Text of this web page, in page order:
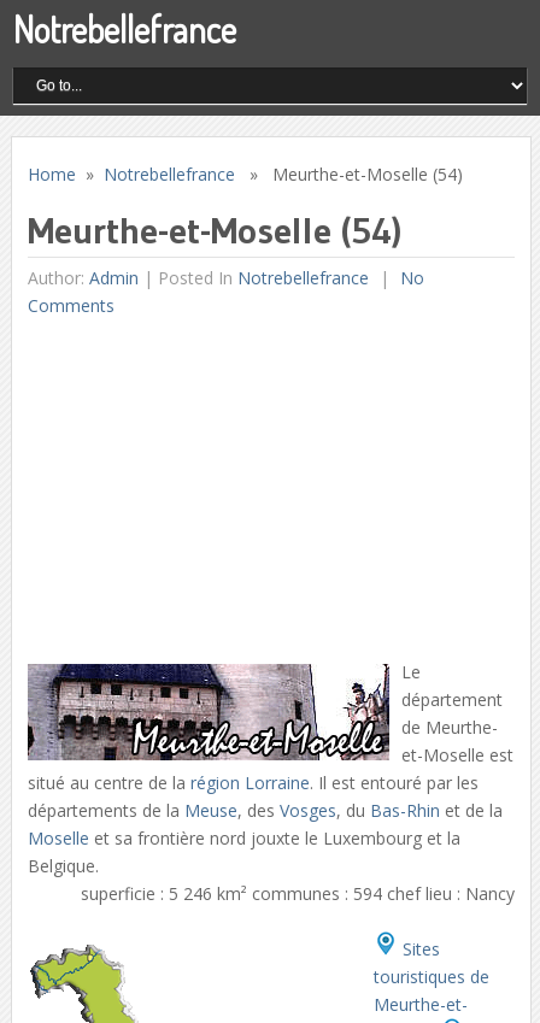
Notrebellefrance
Home » Notrebellefrance » Meurthe-et-Moselle (54)
Meurthe-et-Moselle (54)
Author: Admin | Posted In Notrebellefrance
No
Comments
Le
département
de Meurthe-
et-Moselle est
situé au centre de la région Lorraine. Il est entouré par les
départements de la Meuse, des Vosges, du Bas-Rhin et de la
Moselle et sa frontière nord jouxte le Luxembourg et la
Belgique.
superficie : 5 246 km² communes : 594 chef lieu : Nancy
Sites
touristiques de
Meurthe-et-